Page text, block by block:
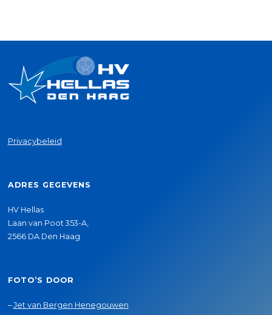
Privacybeleid
ADRES GEGEVENS
HV Hellas
Laan van Poot 353-A,
2566 DA Den Haag
FOTO’S DOOR
–Jet van Bergen Henegouwen